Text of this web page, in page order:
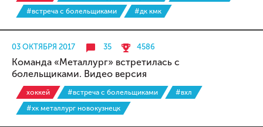
#встреча с болельщиками
#дк кмк
03 ОКТЯБРЯ 2017 35 4586
Команда «Металлург» встретилась с
болельщиками. Видео версия
хоккей #встреча с болельщиками
#вхл
#хк металлург новокузнецк